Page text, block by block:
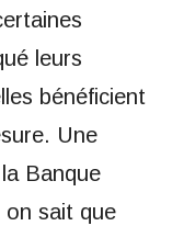
leurs
bénéficient
Une
Banque
on sait que